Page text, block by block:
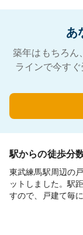
あ
築年はもちろん
ラインで今す
駅からの徒歩分
東武練馬駅周辺の
ットしました。駅
すので、戸建て毎